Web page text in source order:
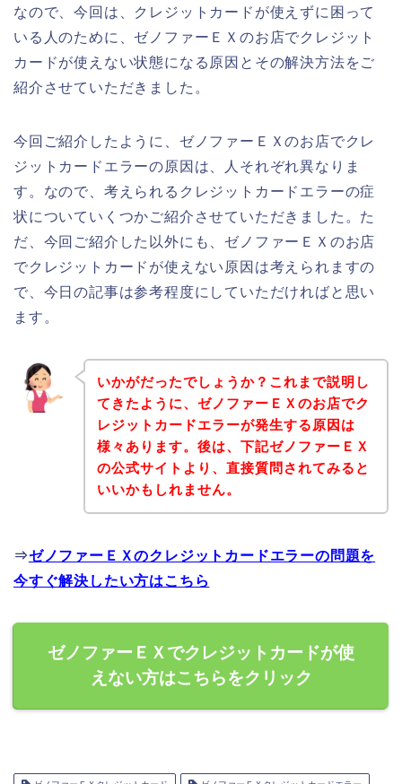
なので、今回は、クレジットカードが使えずに困って
いる人のために、ゼノファーＥＸのお店でクレジット
カードが使えない状態になる原因とその解決方法をご
紹介させていただきました。
今回ご紹介したように、ゼノファーＥＸのお店でクレ
ジットカードエラーの原因は、人それぞれ異なりま
す。なので、考えられるクレジットカードエラーの症
状についていくつかご紹介させていただきました。た
だ、今回ご紹介した以外にも、ゼノファーＥＸのお店
でクレジットカードが使えない原因は考えられますの
で、今日の記事は参考程度にしていただければと思い
ます。
いかがだったでしょうか？これまで説明し
てきたように、ゼノファーＥＸのお店でク
レジットカードエラーが発生する原因は
様々あります。後は、下記ゼノファーＥＸ
の公式サイトより、直接質問されてみると
いいかもしれません。
⇒ゼノファーＥＸのクレジットカードエラーの問題を
今すぐ解決したい方はこちら
ゼノファーＥＸでクレジットカードが使
えない方はこちらをクリック